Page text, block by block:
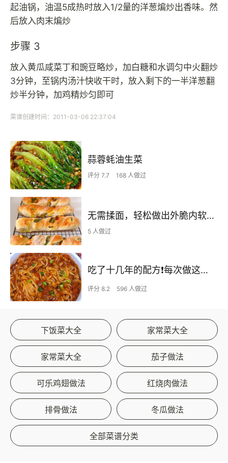
起油锅，油温5成热时放入1/2量的洋葱煸炒出香味。然
后放入肉末煸炒
步骤 3
放入黄瓜咸菜丁和豌豆略炒，加白糖和水调匀中火翻炒
3分钟，至锅内汤汁快收干时，放入剩下的一半洋葱翻
炒半分钟，加鸡精炒匀即可
菜谱创建时间：2011-03-06 22:37:04
蒜蓉蚝油生菜
评分 7.7 168 人做过
无需揉面，轻松做出外脆内软的恰巴塔扭扭棒，手残党们的福利来咯~
5 人做过
吃了十几年的配方❗️每次做这至少吃2碗
评分 8.2 596 人做过
下饭菜大全 家常菜大全
家常菜大全 茄子做法
可乐鸡翅做法 红烧肉做法
排骨做法 冬瓜做法
全部菜谱分类